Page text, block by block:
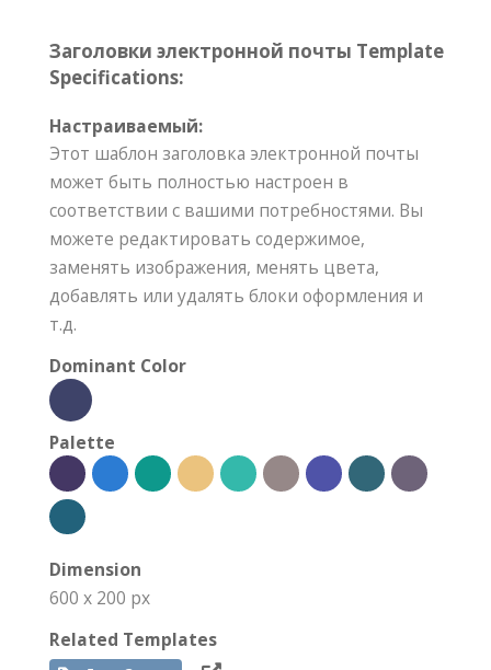
Заголовки электронной почты Template
Specifications:
Настраиваемый:
Этот шаблон заголовка электронной почты
может быть полностью настроен в
соответствии с вашими потребностями. Вы
можете редактировать содержимое,
заменять изображения, менять цвета,
добавлять или удалять блоки оформления и
т.д.
Dominant Color
Palette
Dimension
600 x 200 px
Related Templates